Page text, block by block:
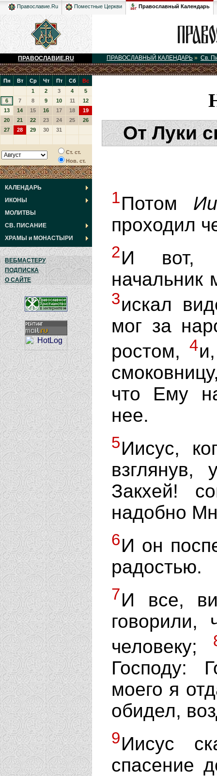
Православие.Ru Поместные Церкви Православный Календарь
ПРАВОСЛАВИЕ.RU ПРАВОСЛАВНЫЙ КАЛЕНДАРЬ » Св.
Пн Вт Ср Чт Пт Сб
Вс
1
2 3 4
5
6
7 8 9 10 11
12
13
14 15 16 17 18
19
20
21 22 23 24 25
26
27
28 29 30 31
Ст. ст.
Нов. ст.
КАЛЕНДАРЬ
ИКОНЫ
МОЛИТВЫ
СВ. ПИСАНИЕ
ХРАМЫ и МОНАСТЫРИ
ВЕБМАСТЕРУ
ПОДПИСКА
О САЙТЕ
От Луки
1Потом
проходил
2И вот,
начальник
3искал
мог за
ростом,4
что Ему
нее.
5Иисус,
взглянув,
Закхей!
надобно
6И он
радостью.
7И все,
человеку;
Господу:
моего я
обидел,
9Иисус
спасение